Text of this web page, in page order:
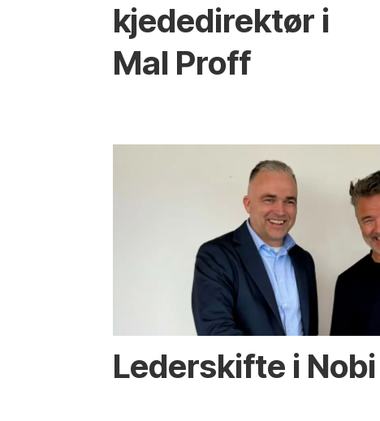
kjededirektør i
Mal Proff
Lederskifte i Nobi